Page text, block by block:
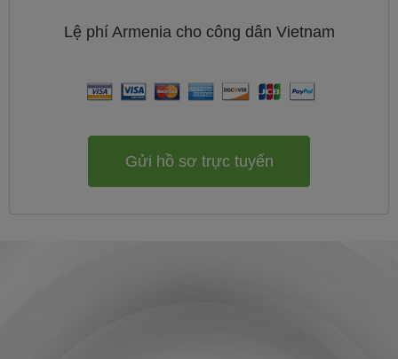
Lệ phí Armenia cho công dân Vietnam
Gửi hồ sơ trực tuyến